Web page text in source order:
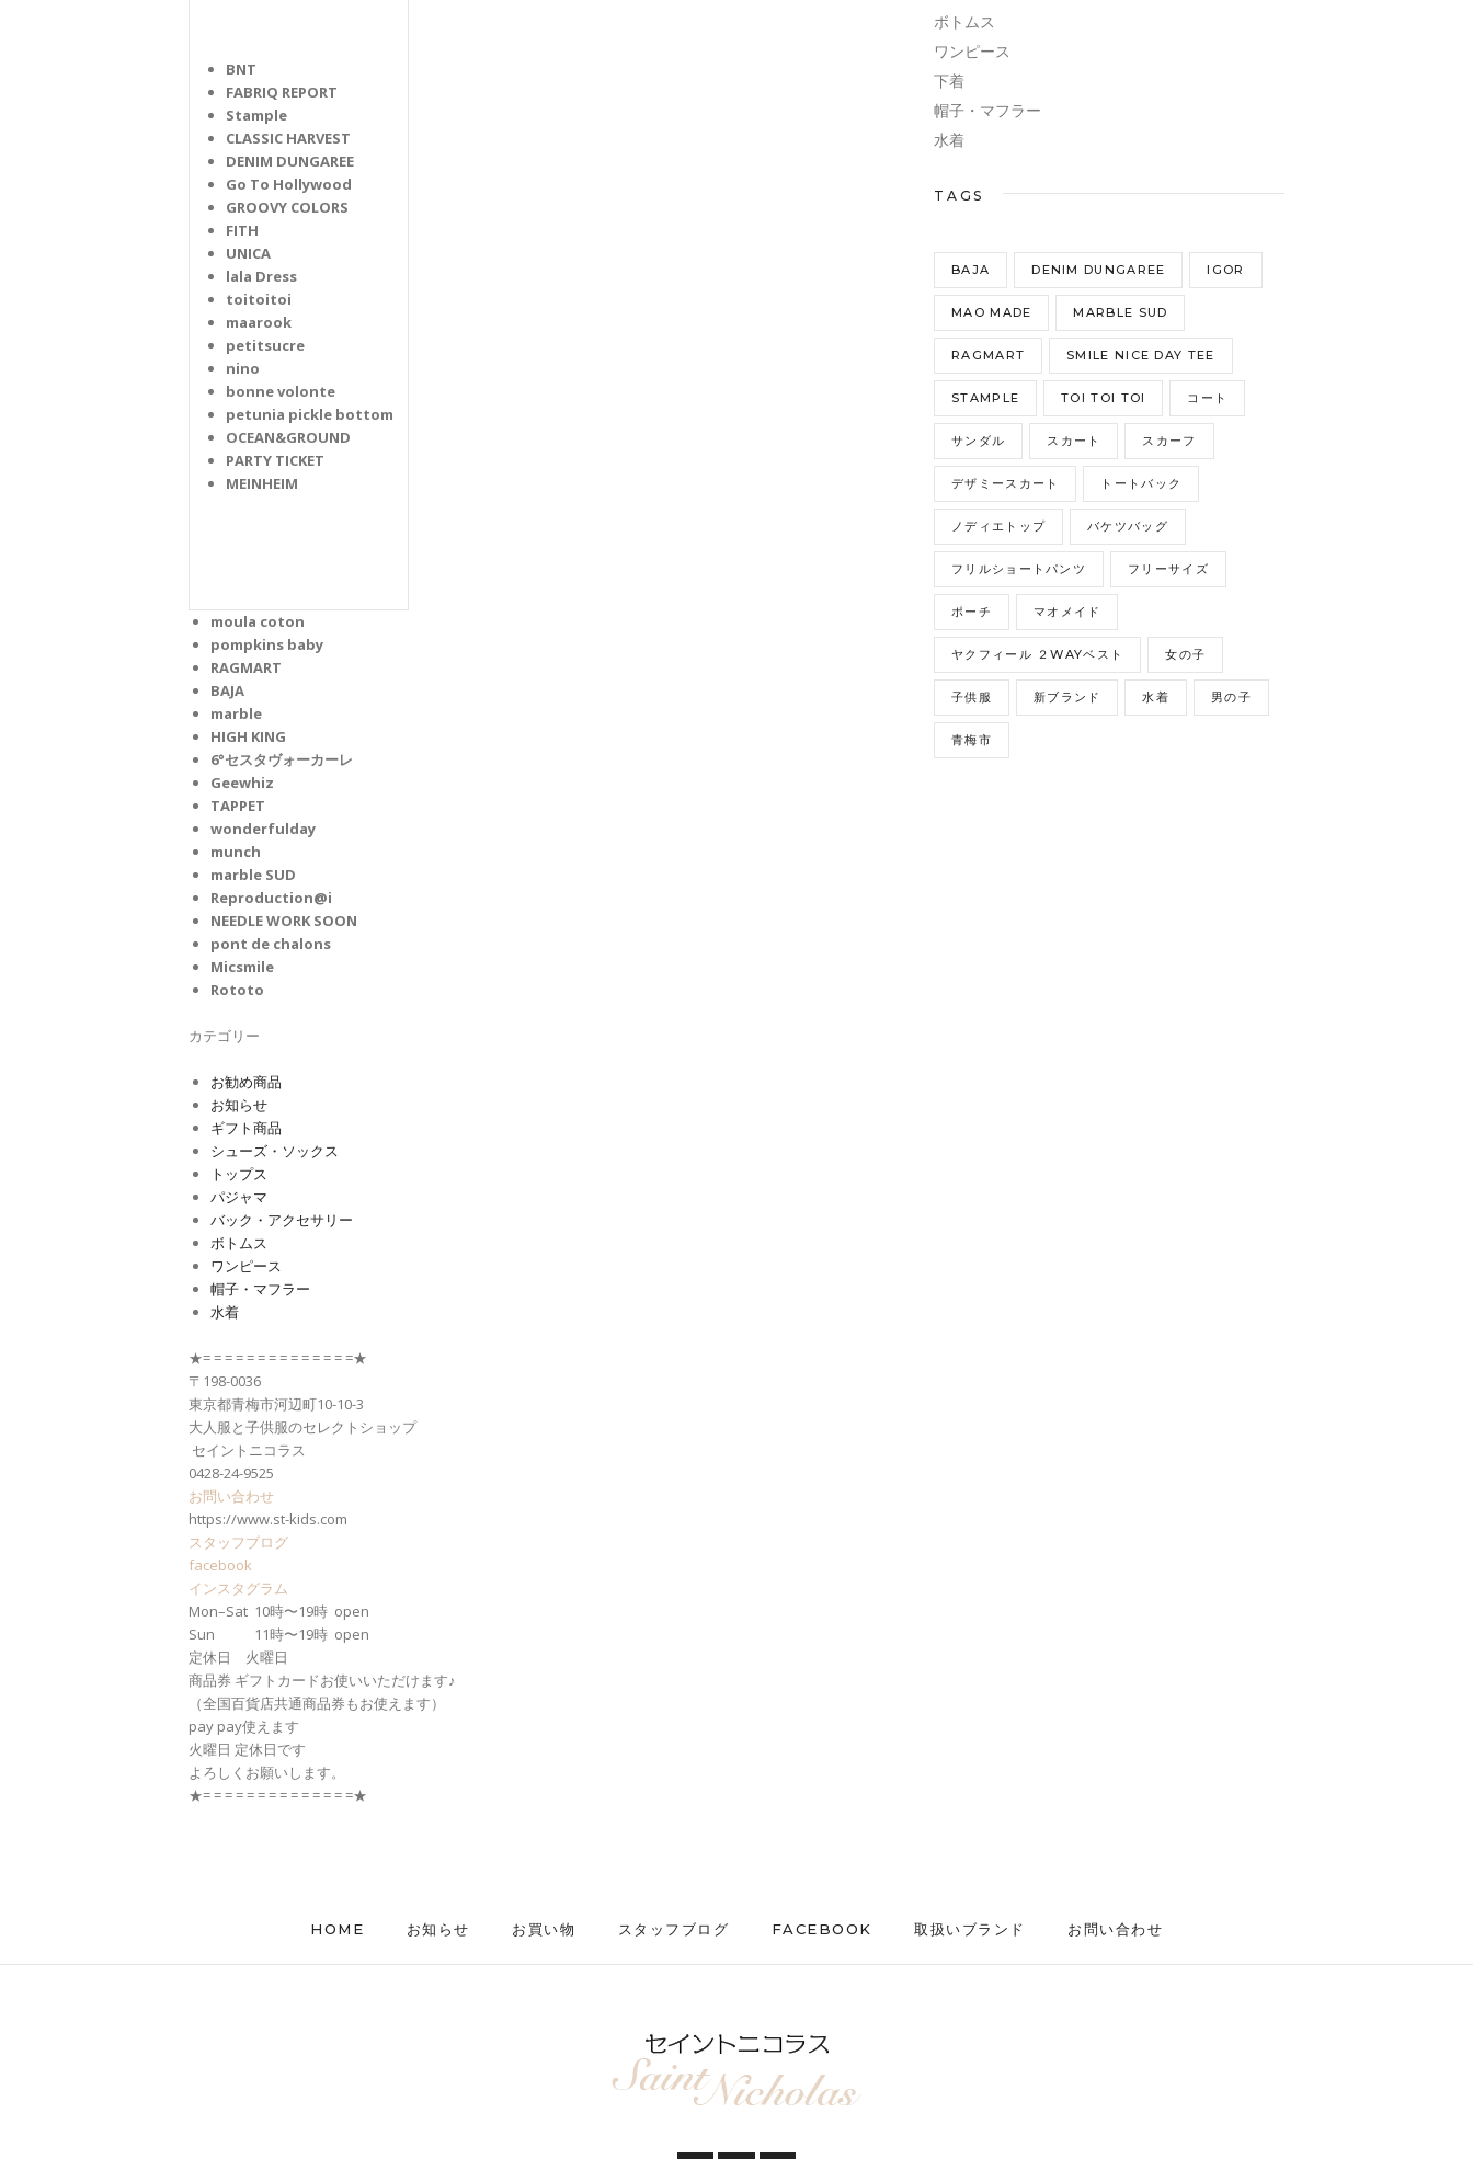
BNT
FABRIQ REPORT
Stample
CLASSIC HARVEST
DENIM DUNGAREE
Go To Hollywood
GROOVY COLORS
FITH
UNICA
lala Dress
toitoitoi
maarook
petitsucre
nino
bonne volonte
petunia pickle bottom
OCEAN&GROUND
PARTY TICKET
MEINHEIM
moula coton
pompkins baby
RAGMART
BAJA
marble
HIGH KING
6°セスタヴォーカーレ
Geewhiz
TAPPET
wonderfulday
munch
marble SUD
Reproduction@i
NEEDLE WORK SOON
pont de chalons
Micsmile
Rototo
カテゴリー
お勧め商品
お知らせ
ギフト商品
シューズ・ソックス
トップス
パジャマ
バック・アクセサリー
ボトムス
ワンピース
帽子・マフラー
水着
★= = = = = = = = = = = = = =★
〒198-0036
東京都青梅市河辺町10-10-3
大人服と子供服のセレクトショップ
セイントニコラス
0428-24-9525
お問い合わせ
https://www.st-kids.com
スタッフブログ
facebook
インスタグラム
Mon–Sat 10時〜19時 open
Sun 11時〜19時 open
定休日 火曜日
商品券 ギフトカードお使いいただけます♪
（全国百貨店共通商品券もお使えます）
pay pay使えます
火曜日 定休日です
よろしくお願いします。
★= = = = = = = = = = = = = =★
ボトムス
ワンピース
下着
帽子・マフラー
水着
TAGS
BAJA DENIM DUNGAREE IGOR
MAO MADE MARBLE SUD
RAGMART SMILE NICE DAY TEE
STAMPLE TOI TOI TOI コート
サンダル スカート スカーフ
デザミースカート トートバック
ノディエトップ バケツバッグ
フリルショートパンツ フリーサイズ
ポーチ マオメイド
ヤクフィール ２WAYベスト 女の子
子供服 新ブランド 水着 男の子
青梅市
HOME お知らせ お買い物 スタッフブログ FACEBOOK 取扱いブランド お問い合わせ